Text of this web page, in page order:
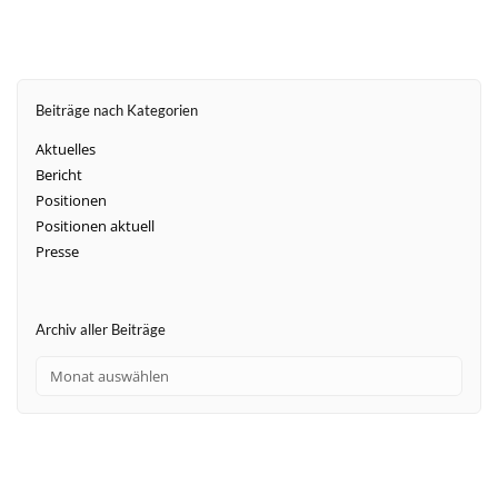
Beiträge nach Kategorien
Aktuelles
Bericht
Positionen
Positionen aktuell
Presse
Archiv aller Beiträge